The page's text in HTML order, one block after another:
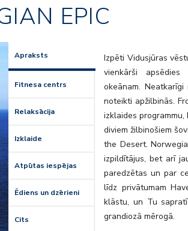
EPIC
Apraksts
Fitnesa centrs
Relaksācija
Izklaide
Atpūtas iespējas
Ēdiens un dzērieni
Cits
Izpēti Vidusjūras
vienkārši
okeānam.
noteikti apžilbinās.
izklaides
diviem žilbinošiem
the Desert.
izpildītājus, bet arī
paredzētas un par
līdz privātumam
klāstu, un Tu
grandiozā mērogā.